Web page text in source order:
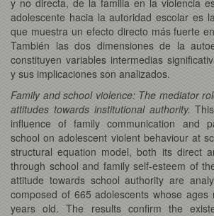
adolescente hacia la autoridad escolar es
que muestra un efecto directo más fuerte
También las dos dimensiones de la
constituyen variables intermedias
y sus implicaciones son analizados.
Family and school violence: The mediator
attitudes towards institutional authority.
influence of family communication and
school on adolescent violent behaviour at
structural equation model, both its direct
through school and family self-esteem of
attitude towards school authority are
composed of 665 adolescents whose
years old. The results confirm the